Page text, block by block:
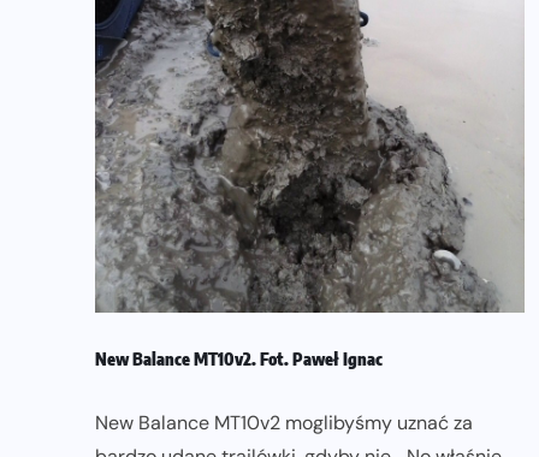
New Balance MT10v2. Fot. Paweł Ignac
New Balance MT10v2 moglibyśmy uznać za